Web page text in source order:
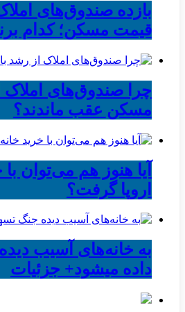
بازده صندوق‌های
قیمت مسکن؛ کدام
چرا صندوق‌های املاک
مسکن عقب ماندند؟
آیا هنوز هم می‌توان
اروپا گرفت؟
به خانه‌های آسیب
داده میشود+ جزئیات